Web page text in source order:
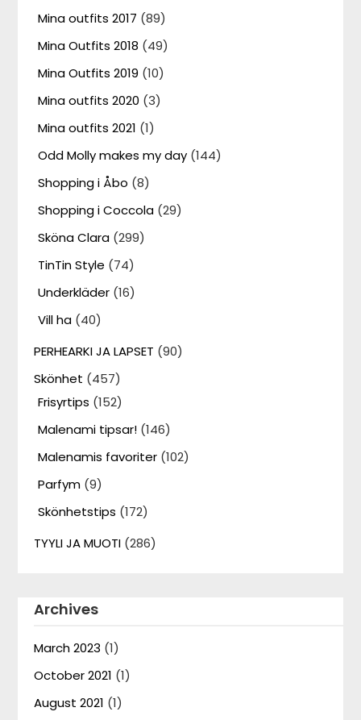
Mina outfits 2017 (89)
Mina Outfits 2018 (49)
Mina Outfits 2019 (10)
Mina outfits 2020 (3)
Mina outfits 2021 (1)
Odd Molly makes my day (144)
Shopping i Åbo (8)
Shopping i Coccola (29)
Sköna Clara (299)
TinTin Style (74)
Underkläder (16)
Vill ha (40)
PERHEARKI JA LAPSET (90)
Skönhet (457)
Frisyrtips (152)
Malenami tipsar! (146)
Malenamis favoriter (102)
Parfym (9)
Skönhetstips (172)
TYYLI JA MUOTI (286)
Archives
March 2023 (1)
October 2021 (1)
August 2021 (1)